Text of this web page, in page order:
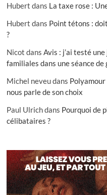
Hubert dans La taxe rose :
Hubert dans Point tétons :
?
Nicot dansAvis : j’ai testé
familiales dans une séance de
Michel neveudans Polyamour
nous parle de son choix
Paul Ulrichdans Pourquoi de
célibataires ?